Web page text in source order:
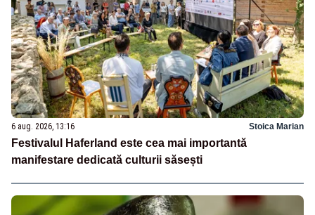
6 aug. 2026, 13:16 Stoica Marian
Festivalul Haferland este cea mai importantă
manifestare dedicată culturii săsești